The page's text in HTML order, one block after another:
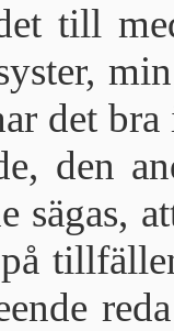
till
det
den
sägas,